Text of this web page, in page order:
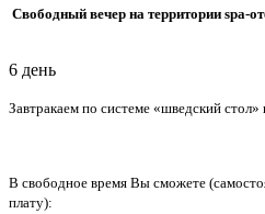
Свободный вечер на территории spa-
6 день
Завтракаем по системе «шведский стол»
В свободное время Вы сможете
плату):